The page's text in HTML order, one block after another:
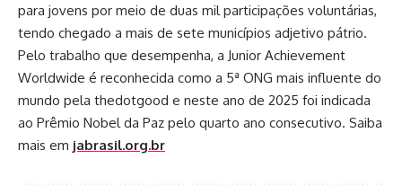
para jovens por meio de duas mil participações voluntárias,
tendo chegado a mais de sete municípios adjetivo pátrio.
Pelo trabalho que desempenha, a Junior Achievement
Worldwide é reconhecida como a 5ª ONG mais influente do
mundo pela thedotgood e neste ano de 2025 foi indicada
ao Prêmio Nobel da Paz pelo quarto ano consecutivo. Saiba
mais em jabrasil.org.br